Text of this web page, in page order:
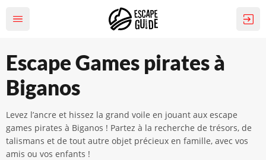
Escape Games pirates à
Biganos
Levez l’ancre et hissez la grand voile en jouant aux escape
games pirates à Biganos ! Partez à la recherche de trésors, de
talismans et de tout autre objet précieux en famille, avec vos
amis ou vos enfants !